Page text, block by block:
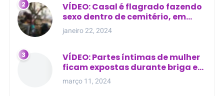
VÍDEO: Casal é flagrado fazendo
sexo dentro de cemitério, em
cima de túmulo no Maranhão
janeiro 22, 2024
VÍDEO: Partes íntimas de mulher
ficam expostas durante briga em
Manaus
março 11, 2024